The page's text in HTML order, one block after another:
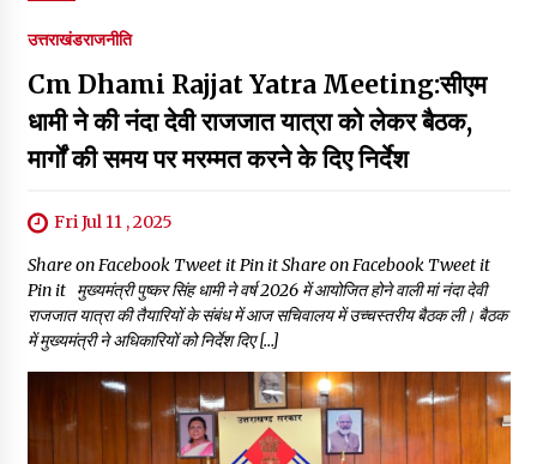
उत्तराखंडराजनीति
Cm Dhami Rajjat Yatra Meeting:सीएम
धामी ने की नंदा देवी राजजात यात्रा को लेकर बैठक,
मार्गों की समय पर मरम्मत करने के दिए निर्देश
Fri Jul 11 , 2025
Share on Facebook Tweet it Pin it Share on Facebook Tweet it
Pin it मुख्यमंत्री पुष्कर सिंह धामी ने वर्ष 2026 में आयोजित होने वाली मां नंदा देवी
राजजात यात्रा की तैयारियों के संबंध में आज सचिवालय में उच्चस्तरीय बैठक ली। बैठक
में मुख्यमंत्री ने अधिकारियों को निर्देश दिए […]